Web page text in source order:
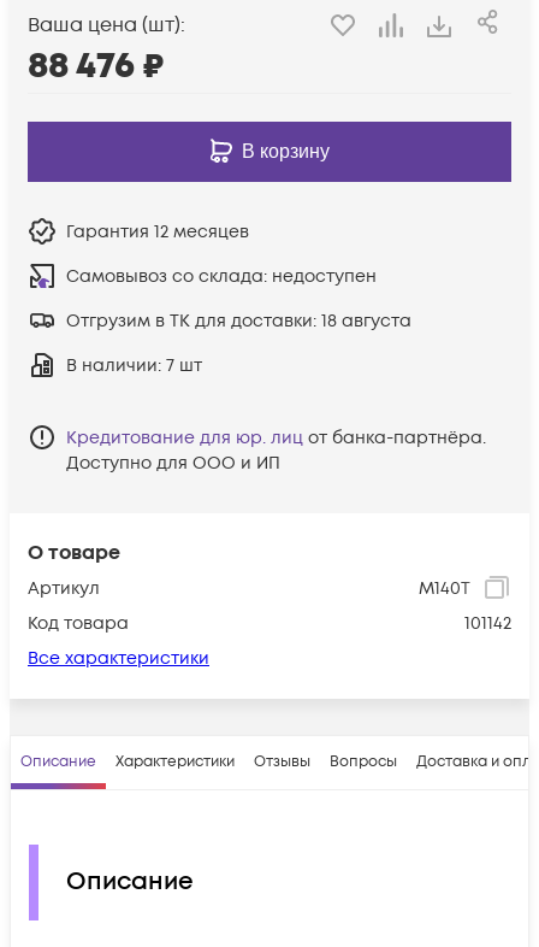
О товаре
Артикул
M140T
Код товара
101142
Все характеристики
Ваша цена (шт):
88 476₽
В корзину
Гарантия 12 месяцев
Самовывоз со склада: недоступен
Отгрузим в ТК для доставки: 18 августа
В наличии: 7 шт
Кредитование для юр. лиц от банка-партнёра.
Доступно для ООО и ИП
Описание Характеристики Отзывы Вопросы Доставка и
Описание